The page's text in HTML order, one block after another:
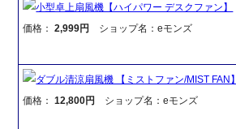
小型卓上扇風機【ハイパワー デスクファン】
価格：2,999円 ショップ名：eモンズ
ダブル清涼扇風機 【ミストファン/MIST FAN】
価格：12,800円 ショップ名：eモンズ